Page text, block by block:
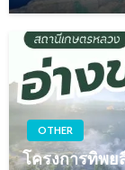
OTHER
โครงการทิพย